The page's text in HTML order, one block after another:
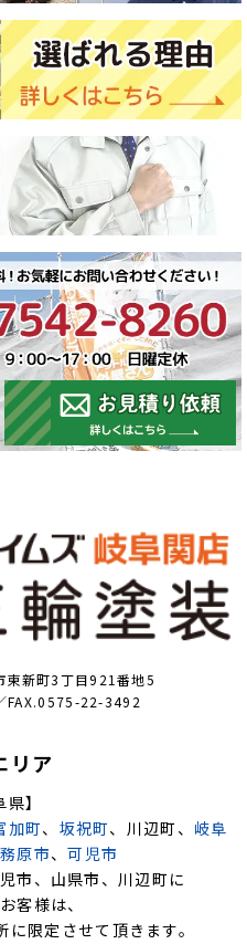
新町3丁目921番地5
22-3492
リア
県】
加町、 坂祝町、川辺町、 岐阜
原市、可児市
市、山県市、川辺町に
客様は、
限定させて頂きます。